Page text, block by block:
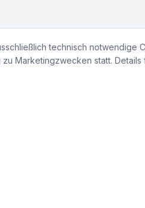
technisch notwendige
Marketingzwecken statt. Details